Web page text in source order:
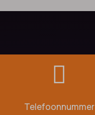

Telefoonnummer